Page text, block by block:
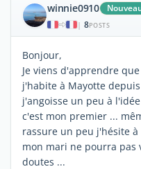
winnie0910
| 8POSTS
Bonjour,
Je viens d'apprendre
j'habite à Mayotte
j'angoisse un peu à
c'est mon premier ...
rassure un peu j'hésite
mon mari ne pourra pas
doutes ...